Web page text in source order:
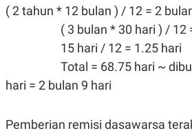
( 2 tahun * 12 bulan ) / 12 = 2
( 3 bulan * 30 hari ) / 12 =
15 hari / 12 = 1.25 hari
Total = 68.75 hari ~
hari = 2 bulan 9 hari
Pemberian remisi dasawarsa